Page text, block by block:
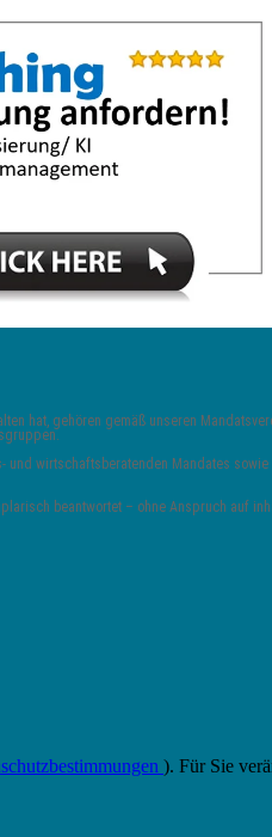
hat, gehören gemäß unseren
wirtschaftsberatenden Mandates
beantwortet – ohne Anspruch auf
). Für Sie